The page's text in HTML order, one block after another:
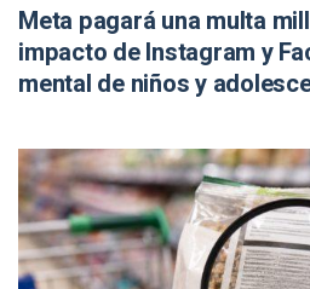
Meta pagará una multa
impacto de Instagram y
mental de niños y